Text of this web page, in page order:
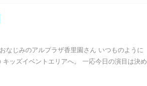
なじみのアルプラザ香里園さん いつものように
ッズイベントエリアへ。 一応今日の演目は決め